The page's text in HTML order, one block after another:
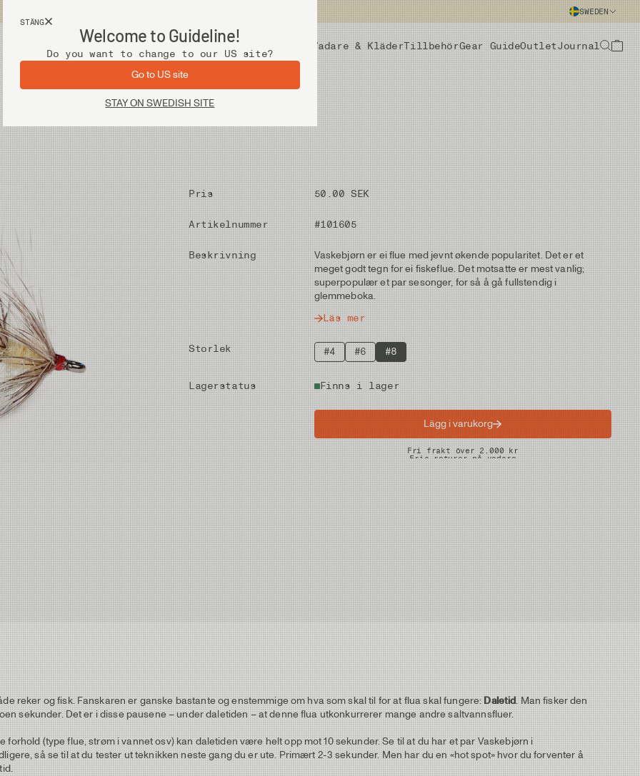
STÄNG
Welcome to Guideline!
Do you want to change to our US site?
Go to US site
STAY ON SWEDISH SITE
SWEDEN
Vadare & KläderTillbehörGear GuideOutletJournal
Pris 50.00 SEK
Artikelnummer #101605
Beskrivning
Vaskebjørn er ei flue med jevnt økende popularitet. Det er et
meget godt tegn for ei fiskeflue. Det motsatte er mest vanlig;
superpopulær et par sesonger, for så å gå fullstendig i
glemmeboka.
Läs mer
Storlek #4 #6 #8
Lagerstatus Finns i lager
Lägg i varukorg
Snabba leveranser
Fri frakt över 2.000 kr
reker og fisk. Fanskaren er ganske bastante og enstemmige om hva som skal til for at flua skal fungere:Daletid. Man fisker den
sekunder. Det er i disse pausene – under daletiden – at denne flua utkonkurrerer mange andre saltvannsfluer.
(type flue, strøm i vannet osv) kan daletiden være helt opp mot 10 sekunder. Se til at du har et par Vaskebjørn i
så se til at du tester ut teknikken neste gang du er ute. Primært 2-3 sekunder. Men har du en «hot spot» hvor du forventer å